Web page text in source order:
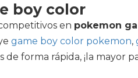
boy color
en pokemon
game boy color pokemon,
forma rápida, ¡la mayor